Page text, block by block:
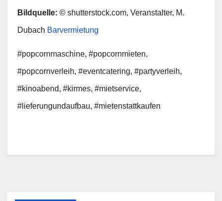
Bildquelle: © shutterstock.com, Veranstalter, M.
Dubach Barvermietung
#popcornmaschine, #popcornmieten,
#popcornverleih, #eventcatering, #partyverleih,
#kinoabend, #kirmes, #mietservice,
#lieferungundaufbau, #mietenstattkaufen